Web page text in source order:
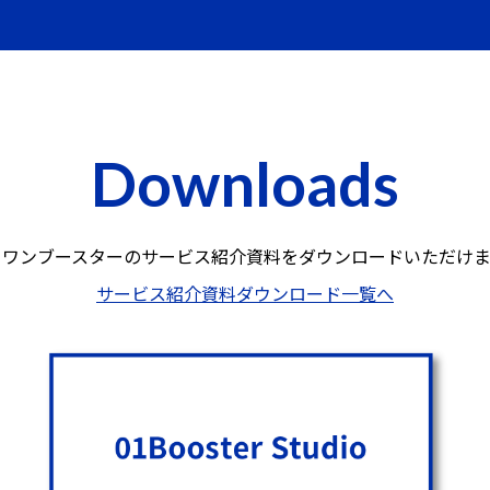
Downloads
ンブースターのサービス紹介資料をダウンロードいただけ
サービス紹介資料ダウンロード一覧へ